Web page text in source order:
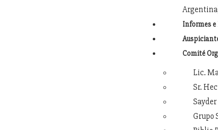
Informes
Comité
Lic.
Sr.
Grupo